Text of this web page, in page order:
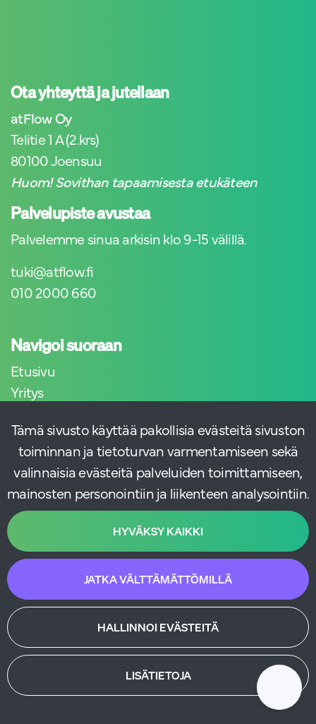
Tämä sivusto käyttää pakollisia evästeitä sivuston
toiminnan ja tietoturvan varmentamiseen sekä
valinnaisia evästeitä palveluiden toimittamiseen,
mainosten personointiin ja liikenteen analysointiin.
HYVÄKSY KAIKKI
JATKA VÄLTTÄMÄTTÖMILLÄ
HALLINNOI EVÄSTEITÄ
LISÄTIETOJA
Ota yhteyttä ja jutellaan
atFlow Oy
Telitie 1 A (2.krs)
80100 Joensuu
Huom! Sovithan tapaamisesta etukäteen
Palvelupiste avustaa
Palvelemme sinua arkisin klo 9-15 välillä.
tuki@atflow.fi
010 2000 660
Navigoi suoraan
Etusivu
Yritys
Blogi
Verkkokauppa
Verkkosivut
Varausjärjestelmä
Lisäpalvelut
Yhteys
Tietosuojaseloste
Sopimusehdot
Tuki- ja ylläpitopalvelun sopimusehdot
Evästeasetukset
Seuraa sosiaalisessa mediassa